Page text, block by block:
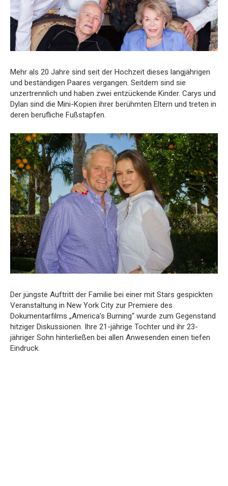
Mehr als 20 Jahre sind seit der Hochzeit dieses langjährigen
und beständigen Paares vergangen. Seitdem sind sie
unzertrennlich und haben zwei entzückende Kinder. Carys und
Dylan sind die Mini-Kopien ihrer berühmten Eltern und treten in
deren berufliche Fußstapfen.
Der jüngste Auftritt der Familie bei einer mit Stars gespickten
Veranstaltung in New York City zur Premiere des
Dokumentarfilms „America’s Burning“ wurde zum Gegenstand
hitziger Diskussionen. Ihre 21-jährige Tochter und ihr 23-
jähriger Sohn hinterließen bei allen Anwesenden einen tiefen
Eindruck.